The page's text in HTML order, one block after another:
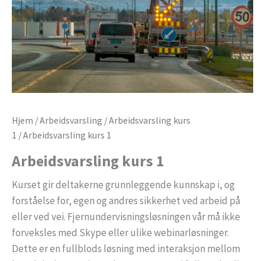
Hjem /Arbeidsvarsling /Arbeidsvarsling kurs
1 / Arbeidsvarsling kurs 1
Arbeidsvarsling kurs 1
Kurset gir deltakerne grunnleggende kunnskap i, og
forståelse for, egen og andres sikkerhet ved arbeid på
eller ved vei. Fjernundervisningsløsningen vår må ikke
forveksles med Skype eller ulike webinarløsninger.
Dette er en fullblods løsning med interaksjon mellom